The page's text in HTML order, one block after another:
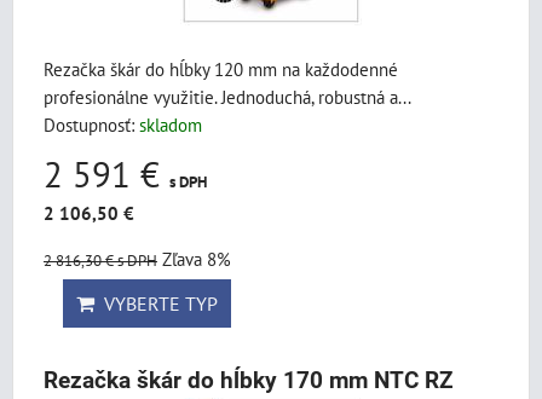
Rezačka škár do hĺbky 120 mm na každodenné
profesionálne využitie. Jednoduchá, robustná a...
Dostupnosť: skladom
2 591 € s DPH
2 106,50 €
2 816,30 €s DPH Zľava 8%
VYBERTE TYP
Rezačka škár do hĺbky 170 mm NTC RZ